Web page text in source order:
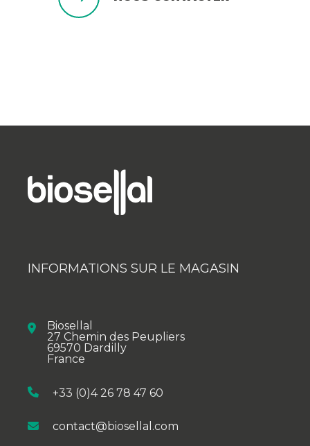
INFORMATIONS SUR LE MAGASIN
Biosellal
27 Chemin des Peupliers
69570 Dardilly
France
+33 (0)4 26 78 47 60
contact@biosellal.com